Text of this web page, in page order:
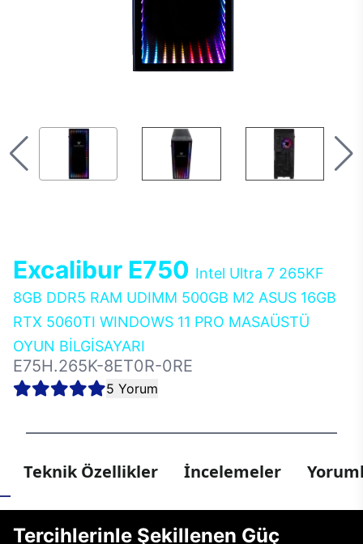
Excalibur E750 Intel Ultra 7 265KF
8GB DDR5 RAM UDIMM 500GB M2 ASUS 16GB
RTX 5060TI WINDOWS 11 PRO MASAÜSTÜ
OYUN BİLGİSAYARI
E75H.265K-8ET0R-0RE
5 Yorum
Teknik Özellikler İncelemeler
Tercihlerinle Şekillenen Güç